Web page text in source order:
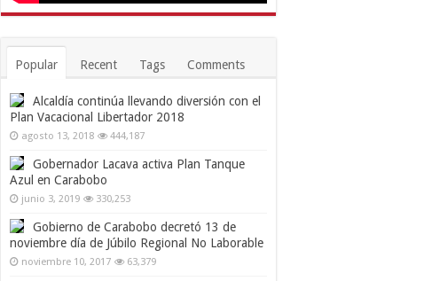
Popular Recent Tags Comments
Alcaldía continúa llevando diversión con el
Plan Vacacional Libertador 2018
agosto 13, 2018 444,187
Gobernador Lacava activa Plan Tanque
Azul en Carabobo
junio 3, 2019 330,253
Gobierno de Carabobo decretó 13 de
noviembre día de Júbilo Regional No Laborable
noviembre 10, 2017 63,379